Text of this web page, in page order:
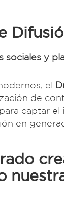
sociales y
el
de
captar
en